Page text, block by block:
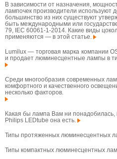
В зависимости от назначения,
лампочек производители используют
большинство из них существуют
быть международными или
79, IEC 60061-1-2014. Какие виды
применяются — в этой статье.
Lumilux — торговая марка компании
и продает люминесцентные лампы в
Среди многообразия современных
комфортного и качественного
несколько факторов.
Какая бы лампа Вам ни
Philips LEDtube она есть.
Типы протяженных люминесцентных
Типы компактных люминесцентных